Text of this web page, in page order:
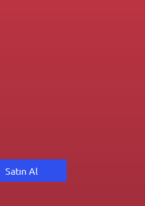
Satın Al